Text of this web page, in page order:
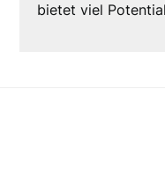
bietet viel Potential